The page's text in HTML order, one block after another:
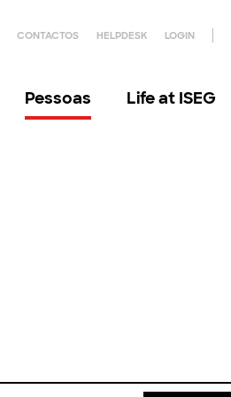
CONTACTOS HELPDESK LOGIN
Pessoas Life at ISEG